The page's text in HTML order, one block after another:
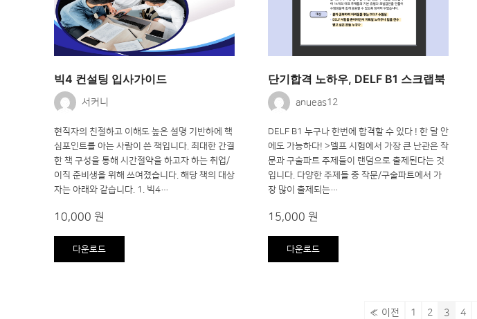
빅4 컨설팅 입사가이드
서커니
현직자의 친절하고 이해도 높은 설명 기반하에 핵
심포인트를 아는 사람이 쓴 책입니다. 최대한 간결
한 책 구성을 통해 시간절약을 하고자 하는 취업/
이직 준비생을 위해 쓰여졌습니다. 해당 책의 대상
자는 아래와 같습니다. 1. 빅4…
10,000 원
다운로드
단기합격 노하우, DELF B1 스크랩북
anueas12
DELF B1 누구나 한번에 합격할 수 있다 ! 한 달 안
에도 가능하다! >델프 시험에서 가장 큰 난관은 작
문과 구술파트 주제들이 랜덤으로 출제된다는 것
입니다. 다양한 주제들 중 작문/구술파트에서 가
장 많이 출제되는…
15,000 원
다운로드
« 이전 1 2 3 4